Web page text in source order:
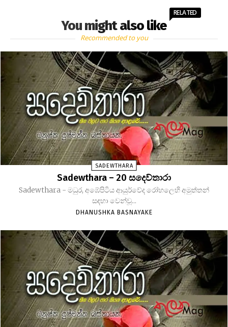
You might also like
RELATED
Recommended to you
SADEWTHARA
Sadewthara – 20 සදෙව්තාරා
Sadewthara - මධුර, අඹේපිටිය ආයුර්වේද රෝහලෙහි අමුත්තන්
සඳහා වෙන්වූ...
DHANUSHKA BASNAYAKE